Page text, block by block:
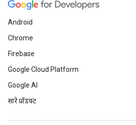
Android
Chrome
Firebase
Google Cloud Platform
Google AI
सारे प्रॉडक्ट